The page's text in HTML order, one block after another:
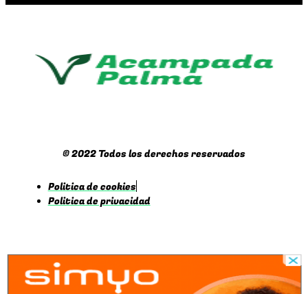
© 2022 Todos los derechos reservados
Politica de cookies
Politica de privacidad